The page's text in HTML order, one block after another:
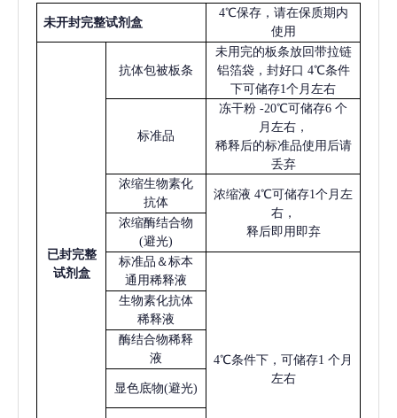
未开封完整试剂盒
4℃保存，请在保质期内
使用
已封完整
试剂盒
抗体包被板条
未用完的板条放回带拉链
铝箔袋，封好口 4℃条件
下可储存1个月左右
标准品
冻干粉 -20℃可储存6 个
月左右，
稀释后的标准品使用后请
丢弃
浓缩生物素化
抗体
浓缩液 4℃可储存1个月左
右，
释后即用即弃
浓缩酶结合物
(避光)
标准品＆标本
通用稀释液
4℃条件下，可储存1 个月
左右
生物素化抗体
稀释液
酶结合物稀释
液
显色底物(避光)